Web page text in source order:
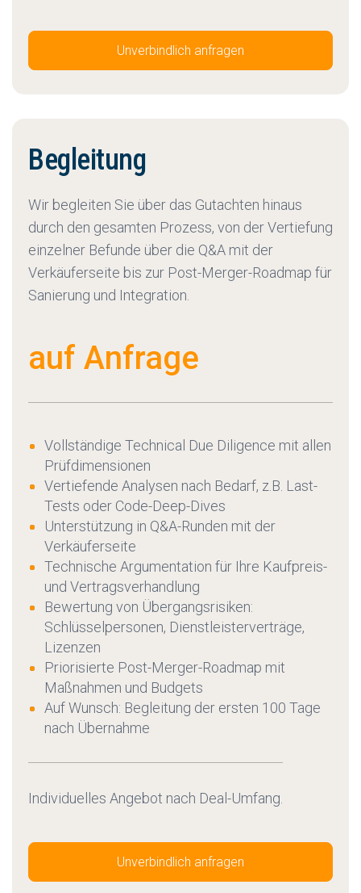
Unverbindlich anfragen
Begleitung
Wir begleiten Sie über das Gutachten hinaus
durch den gesamten Prozess, von der Vertiefung
einzelner Befunde über die Q&A mit der
Verkäuferseite bis zur Post-Merger-Roadmap für
Sanierung und Integration.
auf Anfrage
Vollständige Technical Due Diligence mit allen
Prüfdimensionen
Vertiefende Analysen nach Bedarf, z.B. Last-
Tests oder Code-Deep-Dives
Unterstützung in Q&A-Runden mit der
Verkäuferseite
Technische Argumentation für Ihre Kaufpreis-
und Vertragsverhandlung
Bewertung von Übergangsrisiken:
Schlüsselpersonen, Dienstleisterverträge,
Lizenzen
Priorisierte Post-Merger-Roadmap mit
Maßnahmen und Budgets
Auf Wunsch: Begleitung der ersten 100 Tage
nach Übernahme
Individuelles Angebot nach Deal-Umfang.
Unverbindlich anfragen